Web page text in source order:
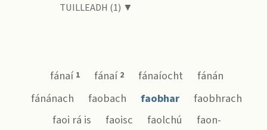
TUILLEADH (1) ▼
fánaí 1 fánaí 2 fánaíocht
fánán
fánánach
faobach faobhar
faobhrach
faoi rá is
faoisc faolchú
faon-